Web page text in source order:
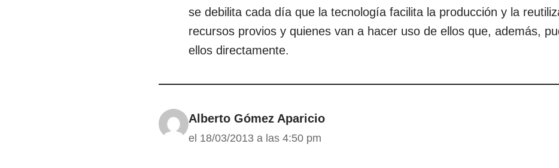
se debilita cada día que la tecnología facilita la producción y la
recursos provios y quienes van a hacer uso de ellos que, además,
ellos directamente.
Alberto Gómez Aparicio
el 18/03/2013 a las 4:50 pm